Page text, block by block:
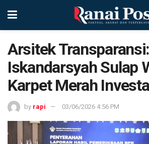
Arsitek
Iskandarsyah Sulap
Karpet Merah
by rapi 03/06/2026 4:56 PM